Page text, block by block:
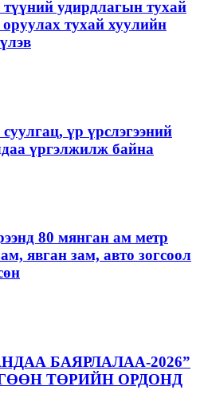
түүний удирдлагын тухай
тухай хуулийн
үр үрслэгээний
үргэлжилж байна
80 мянган ам метр
явган зам, авто зогсоол
БАЯРЛАЛАА-2026”
ТӨРИЙН ОРДОНД